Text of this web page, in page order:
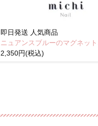
即日発送 人気商品
ニュアンスブルーのマグネッ
2,350円(税込)